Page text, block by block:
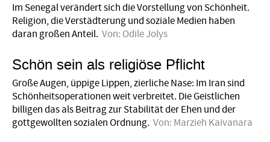
Im Senegal verändert sich die Vorstellung von Schönheit.
Religion, die Verstädterung und soziale Medien haben
daran großen Anteil. Von: Odile Jolys
Schön sein als religiöse Pflicht
Große Augen, üppige Lippen, zierliche Nase: Im Iran sind
Schönheitsoperationen weit verbreitet. Die Geistlichen
billigen das als Beitrag zur Stabilität der Ehen und der
gottgewollten sozialen Ordnung. Von: Marzieh Kaivanara